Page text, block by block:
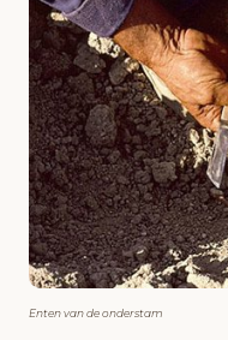
Enten van de onderstam